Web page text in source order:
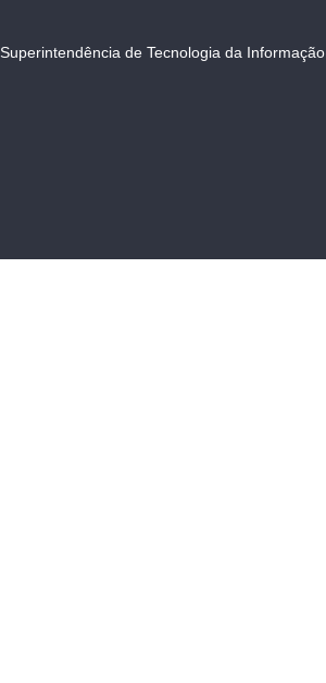
Superintendência de Tecnologia da Informação